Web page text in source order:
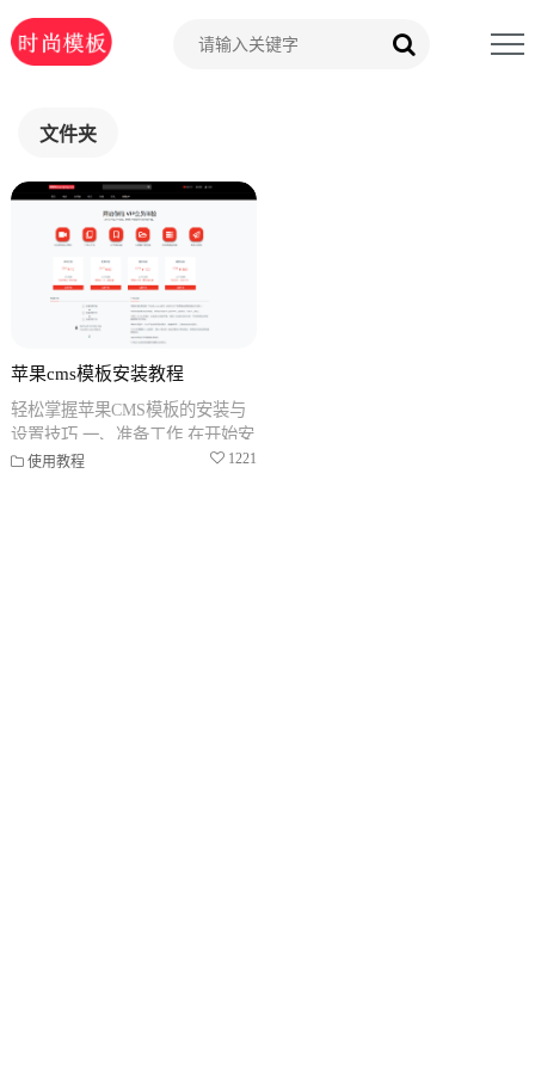
文件夹
苹果cms模板安装教程
轻松掌握苹果CMS模板的安装与
设置技巧 一、准备工作 在开始安
装苹果CMS模板之前,需要确保您
使用教程 1221